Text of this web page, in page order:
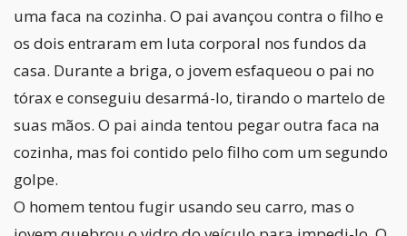
uma faca na cozinha. O pai avançou contra o filho e
os dois entraram em luta corporal nos fundos da
casa. Durante a briga, o jovem esfaqueou o pai no
tórax e conseguiu desarmá-lo, tirando o martelo de
suas mãos. O pai ainda tentou pegar outra faca na
cozinha, mas foi contido pelo filho com um segundo
golpe.
O homem tentou fugir usando seu carro, mas o